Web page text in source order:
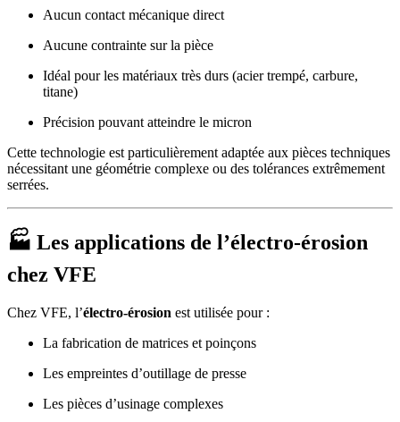
Aucun contact mécanique direct
Aucune contrainte sur la pièce
Idéal pour les matériaux très durs (acier trempé, carbure,
titane)
Précision pouvant atteindre le micron
Cette technologie est particulièrement adaptée aux pièces techniques
nécessitant une géométrie complexe ou des tolérances extrêmement
serrées.
🏭 Les applications de l’électro-érosion
chez VFE
Chez VFE, l’électro-érosion est utilisée pour :
La fabrication de matrices et poinçons
Les empreintes d’outillage de presse
Les pièces d’usinage complexes